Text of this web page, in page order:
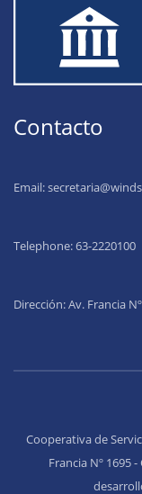
Contacto
Email:
Telephone: 63-2220100
Dirección: Av. Francia
Cooperativa de
Francia Nº 1695